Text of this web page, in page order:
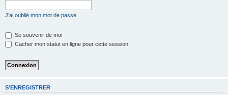
J’ai oublié mon mot de passe
Se souvenir de moi
Cacher mon statut en ligne pour cette session
S’ENREGISTRER